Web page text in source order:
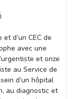
d’un CEC de
avec une
et onze
au Service de
d’un hôpital
au diagnostic et